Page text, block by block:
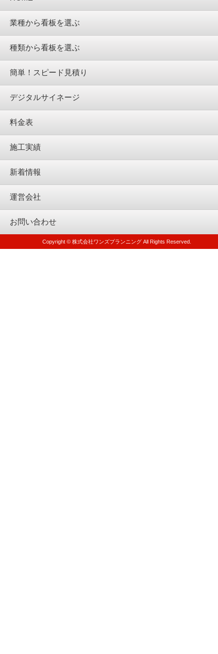
業種から看板を選ぶ
種類から看板を選ぶ
簡単！スピード見積り
デジタルサイネージ
料金表
施工実績
新着情報
運営会社
お問い合わせ
Copyright © 株式会社ワンズプランニング All Rights Reserved.